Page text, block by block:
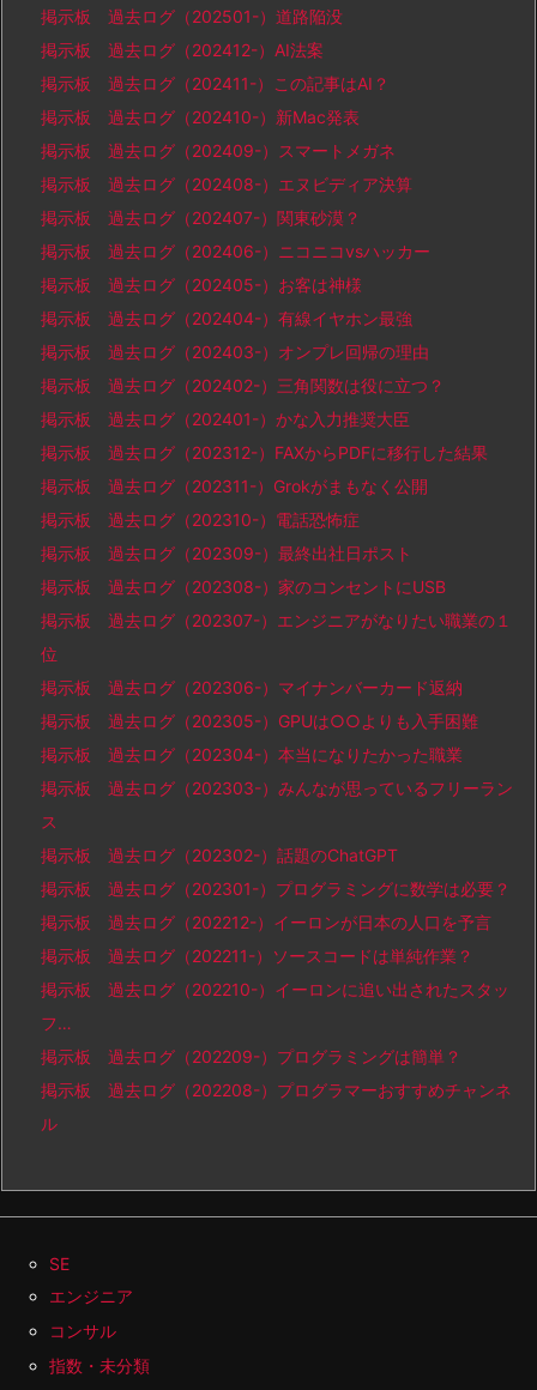
掲示板 過去ログ（202501-）道路陥没
掲示板 過去ログ（202412-）AI法案
掲示板 過去ログ（202411-）この記事はAI？
掲示板 過去ログ（202410-）新Mac発表
掲示板 過去ログ（202409-）スマートメガネ
掲示板 過去ログ（202408-）エヌビディア決算
掲示板 過去ログ（202407-）関東砂漠？
掲示板 過去ログ（202406-）ニコニコvsハッカー
掲示板 過去ログ（202405-）お客は神様
掲示板 過去ログ（202404-）有線イヤホン最強
掲示板 過去ログ（202403-）オンプレ回帰の理由
掲示板 過去ログ（202402-）三角関数は役に立つ？
掲示板 過去ログ（202401-）かな入力推奨大臣
掲示板 過去ログ（202312-）FAXからPDFに移行した結果
掲示板 過去ログ（202311-）Grokがまもなく公開
掲示板 過去ログ（202310-）電話恐怖症
掲示板 過去ログ（202309-）最終出社日ポスト
掲示板 過去ログ（202308-）家のコンセントにUSB
掲示板 過去ログ（202307-）エンジニアがなりたい職業の１
位
掲示板 過去ログ（202306-）マイナンバーカード返納
掲示板 過去ログ（202305-）GPUは○○よりも入手困難
掲示板 過去ログ（202304-）本当になりたかった職業
掲示板 過去ログ（202303-）みんなが思っているフリーラン
ス
掲示板 過去ログ（202302-）話題のChatGPT
掲示板 過去ログ（202301-）プログラミングに数学は必要？
掲示板 過去ログ（202212-）イーロンが日本の人口を予言
掲示板 過去ログ（202211-）ソースコードは単純作業？
掲示板 過去ログ（202210-）イーロンに追い出されたスタッ
フ…
掲示板 過去ログ（202209-）プログラミングは簡単？
掲示板 過去ログ（202208-）プログラマーおすすめチャンネ
ル
SE
エンジニア
コンサル
指数・未分類